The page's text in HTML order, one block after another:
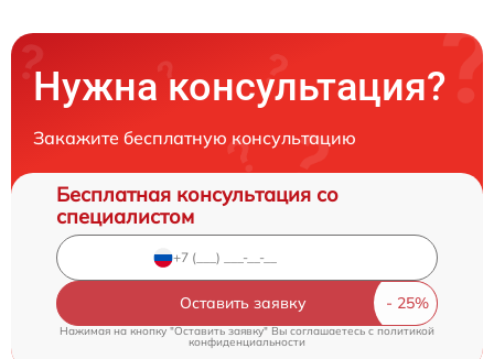
Нужна консультация?
Закажите бесплатную консультацию
Бесплатная консультация со
специалистом
Оставить заявку
Нажимая на кнопку "Оставить заявку" Вы соглашаетесь cполитикой
конфиденциальности